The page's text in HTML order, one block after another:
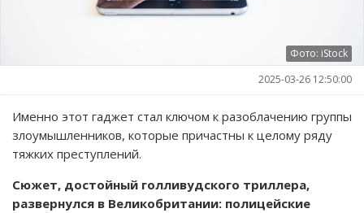
Фото: iStock
2025-03-26 12:50:00
Именно этот гаджет стал ключом к разоблачению группы
злоумышленников, которые причастны к целому ряду
тяжких преступлений.
Сюжет, достойный голливудского триллера,
развернулся в Великобритании: полицейские